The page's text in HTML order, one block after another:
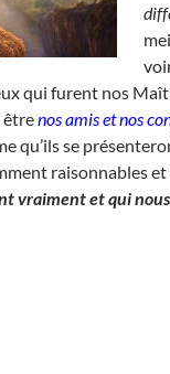
qui furent nos
êtrenos amis et nos
qu’ils se
raisonnables
vraiment et qui